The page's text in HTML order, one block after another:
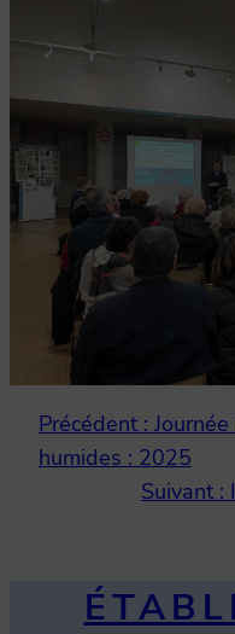
Précédent :
humides : 2025
Suivant :